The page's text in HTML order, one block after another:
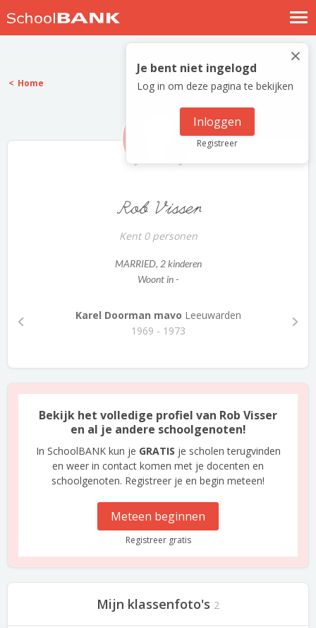
Nostalgische verhalen
Log in
Meld je gratis aan
×
Je bent niet ingelogd
Log in om deze pagina te bekijken
Inloggen
Registreer
Home
Rob Visser
Kent 0 personen
MARRIED, 2 kinderen
Woont in -
Karel Doorman mavo Leeuwarden
1969 - 1973
Bekijk het volledige profiel van Rob Visser
en al je andere schoolgenoten!
In SchoolBANK kun je GRATIS je scholen terugvinden
en weer in contact komen met je docenten en
schoolgenoten. Registreer je en begin meteen!
Meteen beginnen
Registreer gratis
Mijn klassenfoto's 2